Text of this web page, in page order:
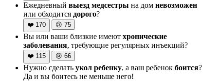
Ежедневный выезд медсестры на дом невозможен
или обходится дорого?
❤️ 170 😢 75
Вы или ваши близкие имеют хронические
заболевания, требующие регулярных инъекций?
❤️ 115 😢 66
Нужно сделать укол ребенку, а ваш ребенок боится?
Да и вы боитесь не меньше него!